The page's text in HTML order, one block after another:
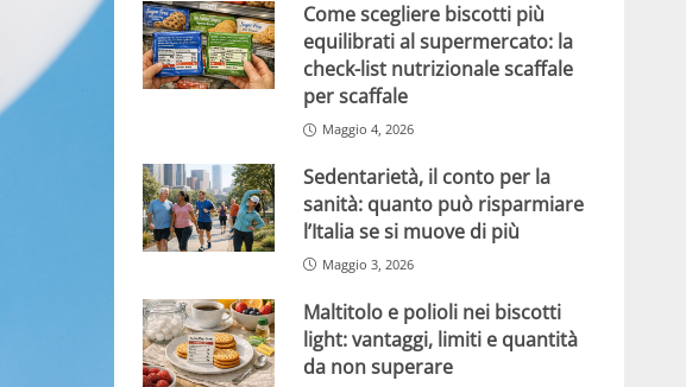
Come scegliere biscotti più
equilibrati al supermercato: la
check-list nutrizionale scaffale
per scaffale
Maggio 4, 2026
Sedentarietà, il conto per la
sanità: quanto può risparmiare
l’Italia se si muove di più
Maggio 3, 2026
Maltitolo e polioli nei biscotti
light: vantaggi, limiti e quantità
da non superare